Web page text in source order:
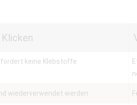
keine Klebstoffe
wiederverwendet werden